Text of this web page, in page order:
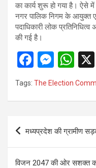
का कार्य शुरू हो गया है। ऐसे में
नगर पालिक निगम के आयुक्त
पदाधिकारी लोक
की गई है।
F
a
ce
o
o
k
M
es
se
g
er
W
h
at
A
p
Tags: The Election
Post
navigation
मध्यप्रदेश की ग्रामीण
विजन 2047 की ओर सशक्त